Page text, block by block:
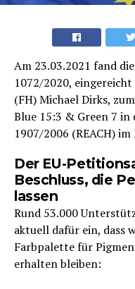
Am 23.03.2021 fand
1072/2020,
(FH) Michael Dirks,
Blue 15:3 & Green 7 in
1907/2006 (REACH)
Der EU-
Beschluss, die
lassen
Rund 53.000
aktuell dafür ein, dass
Farbpalette für
erhalten bleiben: